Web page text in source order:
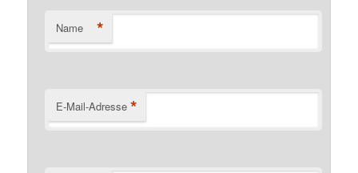
Name *
E-Mail-Adresse *